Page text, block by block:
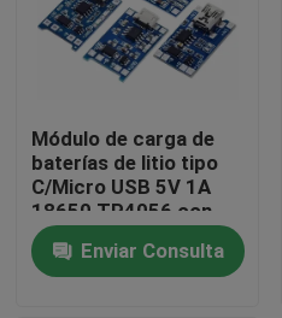
En casa.
Sobre nosotros
Recorrido por la fábrica
Módulo de carga de
baterías de litio tipo
C/Micro USB 5V 1A
18650 TP4056 con
protección y
funciones duales
Enviar Consulta